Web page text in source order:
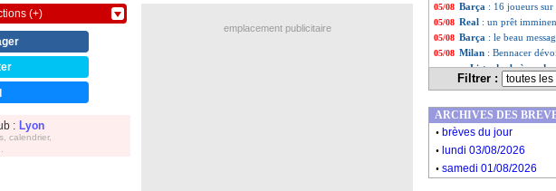
(+)
: Lyon
calendrier,
05/08 Barça : 16 joueurs sur
05/08 Real : un prêt
05/08 Barça : le beau
05/08 Milan : Bennacer
... Liste des brèves
Liste des brèves du
Filtrer :
emplacement publicitaire
ARCHIVES DES
. brèves du jour
. lundi 03/08/2026
. samedi 01/08/2026